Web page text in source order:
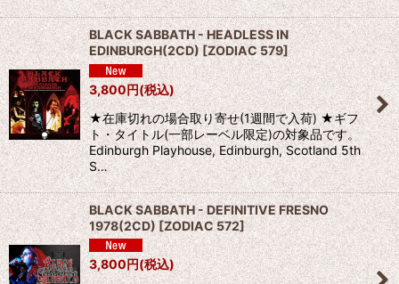
BLACK SABBATH - HEADLESS IN
EDINBURGH(2CD) [ZODIAC 579]
3,800円(税込)
★在庫切れの場合取り寄せ(1週間で入荷) ★ギフ
ト・タイトル(一部レーベル限定)の対象品です。
Edinburgh Playhouse, Edinburgh, Scotland 5th
S…
BLACK SABBATH - DEFINITIVE FRESNO
1978(2CD) [ZODIAC 572]
3,800円(税込)